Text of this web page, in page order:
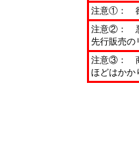
注意①： 欲
注意②： 悪
先行販売の
注意③： 商
ほどはかか